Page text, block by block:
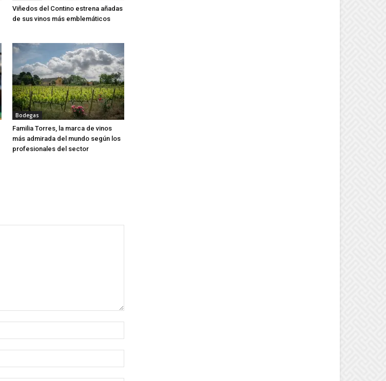
Viñedos del Contino estrena añadas
de sus vinos más emblemáticos
Bodegas
Familia Torres, la marca de vinos
más admirada del mundo según los
profesionales del sector